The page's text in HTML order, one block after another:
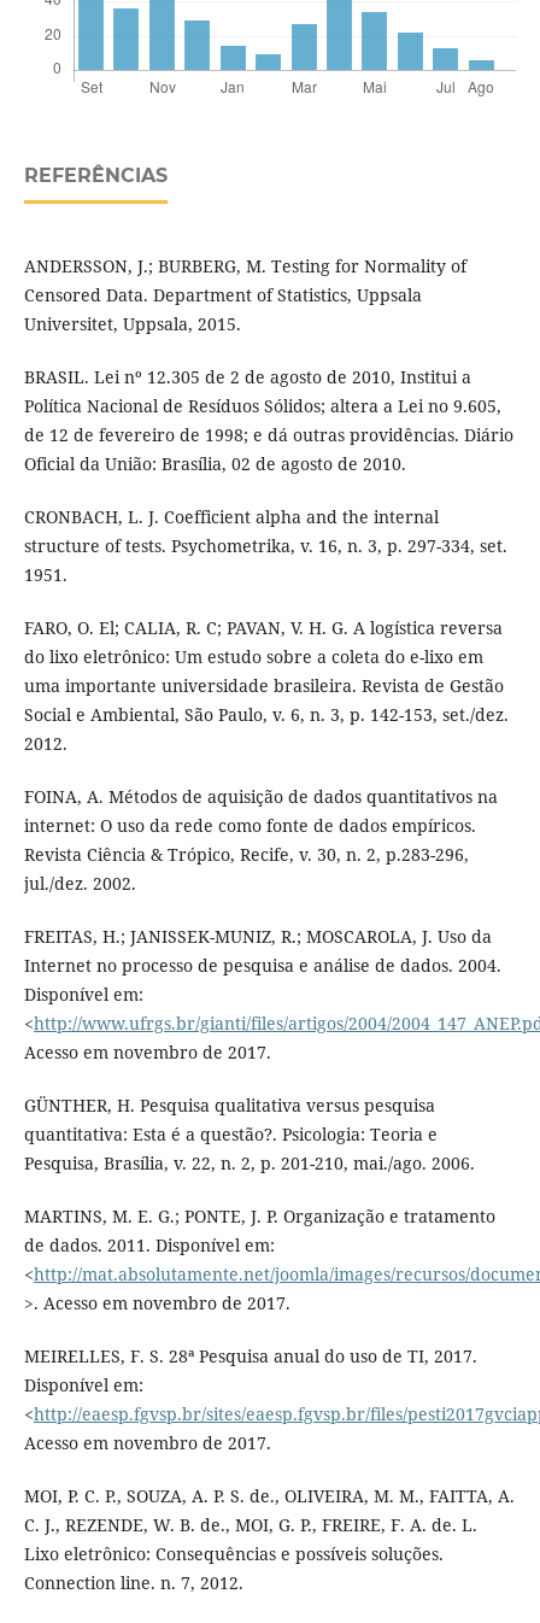
REFERÊNCIAS
ANDERSSON, J.; BURBERG, M. Testing for Normality of
Censored Data. Department of Statistics, Uppsala
Universitet, Uppsala, 2015.
BRASIL. Lei nº 12.305 de 2 de agosto de 2010, Institui a
Política Nacional de Resíduos Sólidos; altera a Lei no 9.605,
de 12 de fevereiro de 1998; e dá outras providências. Diário
Oficial da União: Brasília, 02 de agosto de 2010.
CRONBACH, L. J. Coefficient alpha and the internal
structure of tests. Psychometrika, v. 16, n. 3, p. 297-334, set.
1951.
FARO, O. El; CALIA, R. C; PAVAN, V. H. G. A logística reversa
do lixo eletrônico: Um estudo sobre a coleta do e-lixo em
uma importante universidade brasileira. Revista de Gestão
Social e Ambiental, São Paulo, v. 6, n. 3, p. 142-153, set./dez.
2012.
FOINA, A. Métodos de aquisição de dados quantitativos na
internet: O uso da rede como fonte de dados empíricos.
Revista Ciência & Trópico, Recife, v. 30, n. 2, p.283-296,
jul./dez. 2002.
FREITAS, H.; JANISSEK-MUNIZ, R.; MOSCAROLA, J. Uso da
Internet no processo de pesquisa e análise de dados. 2004.
Disponível em:
<http://www.ufrgs.br/gianti/files/artigos/2004/
Acesso em novembro de 2017.
GÜNTHER, H. Pesquisa qualitativa versus pesquisa
quantitativa: Esta é a questão?. Psicologia: Teoria e
Pesquisa, Brasília, v. 22, n. 2, p. 201-210, mai./ago. 2006.
MARTINS, M. E. G.; PONTE, J. P. Organização e tratamento
de dados. 2011. Disponível em:
<http://mat.absolutamente.net/joomla/images/recursos/
>. Acesso em novembro de 2017.
MEIRELLES, F. S. 28ª Pesquisa anual do uso de TI, 2017.
Disponível em:
<http://eaesp.fgvsp.br/sites/eaesp.fgvsp.br/files/
Acesso em novembro de 2017.
MOI, P. C. P., SOUZA, A. P. S. de., OLIVEIRA, M. M., FAITTA, A.
C. J., REZENDE, W. B. de., MOI, G. P., FREIRE, F. A. de. L.
Lixo eletrônico: Consequências e possíveis soluções.
Connection line. n. 7, 2012.